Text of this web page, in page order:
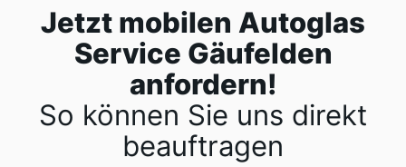
Jetzt mobilen Autoglas
Service Gäufelden
anfordern!
So können Sie uns direkt
beauftragen